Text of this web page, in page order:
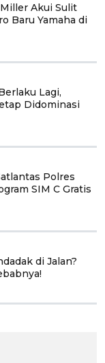
Akui Sulit
Baru Yamaha di
Lagi,
Didominasi
Polres
SIM C Gratis
di Jalan?